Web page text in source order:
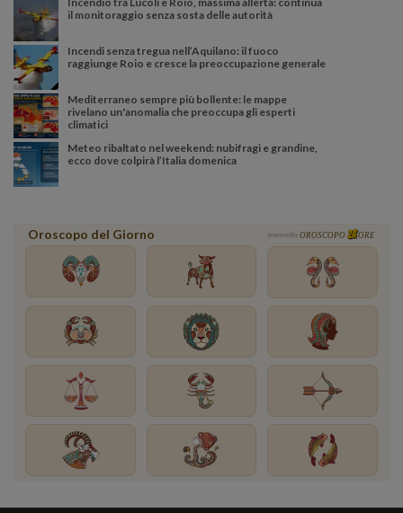
il monitoraggio senza sosta delle autorità
Incendi senza tregua nell’Aquilano: il fuoco
raggiunge Roio e cresce la preoccupazione generale
Mediterraneo sempre più bollente: le mappe
rivelano un'anomalia che preoccupa gli esperti
climatici
Meteo ribaltato nel weekend: nubifragi e grandine,
ecco dove colpirà l’Italia domenica
Oroscopo del Giorno powered by OROSCOPO ORE